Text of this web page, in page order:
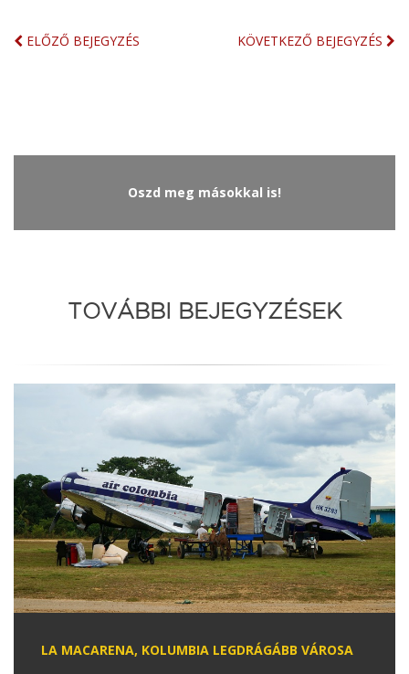
ELŐZŐ BEJEGYZÉS KÖVETKEZŐ BEJEGYZÉS
Oszd meg másokkal is!
TOVÁBBI BEJEGYZÉSEK
LA MACARENA, KOLUMBIA LEGDRÁGÁBB VÁROSA